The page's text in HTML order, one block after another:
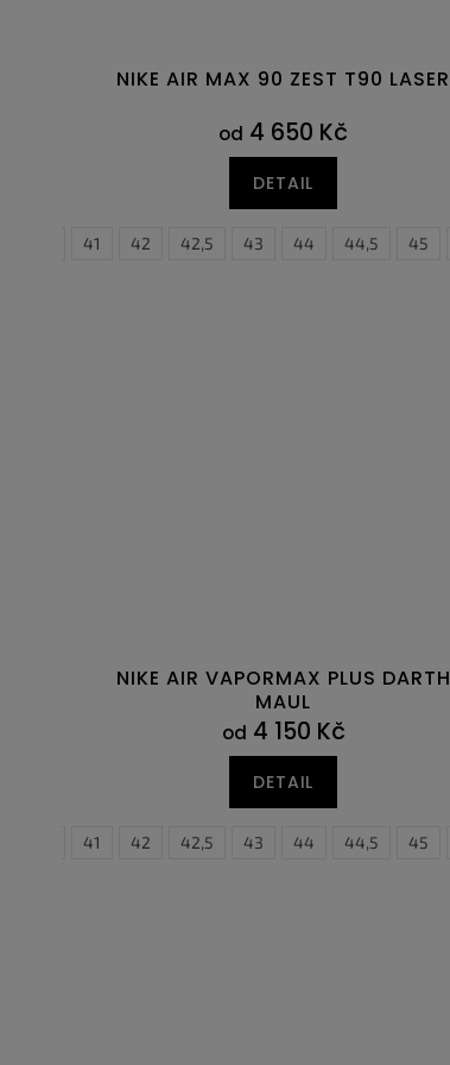
NIKE AIR MAX 90 ZEST T90 LASER
od 4 650 Kč
DETAIL
41 42 42,5 43 44 44,5 45
35,5 36 36,5 37,5
NIKE AIR VAPORMAX PLUS DARTH
MAUL
od 4 150 Kč
DETAIL
41 42 42,5 43 44 44,5 45
38,5